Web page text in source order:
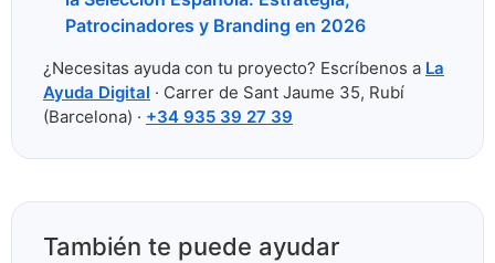
Patrocinadores y Branding en 2026
¿Necesitas ayuda con tu proyecto? Escríbenos a La
Ayuda Digital · Carrer de Sant Jaume 35, Rubí
(Barcelona) · +34 935 39 27 39
También te puede ayudar